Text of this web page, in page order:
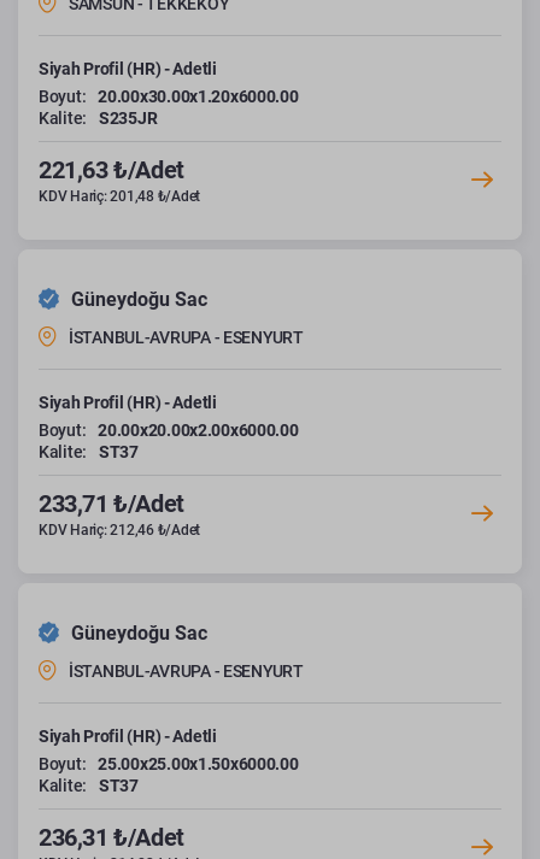
Siyah Profil (HR) - Adetli
Boyut:
20.00x30.00x1.20x6000.00
Kalite:
S235JR
221,63 ₺/Adet
KDV Hariç: 201,48 ₺/Adet
Güneydoğu Sac
İSTANBUL-AVRUPA - ESENYURT
Siyah Profil (HR) - Adetli
Boyut:
20.00x20.00x2.00x6000.00
Kalite:
ST37
233,71 ₺/Adet
KDV Hariç: 212,46 ₺/Adet
Güneydoğu Sac
İSTANBUL-AVRUPA - ESENYURT
Siyah Profil (HR) - Adetli
Boyut:
25.00x25.00x1.50x6000.00
Kalite:
ST37
236,31 ₺/Adet